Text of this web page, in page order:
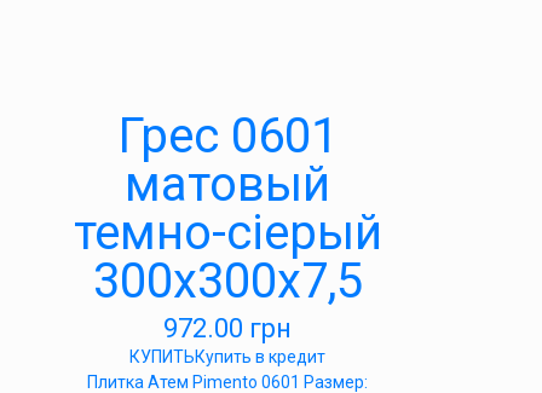
Грес 0601
матовый
темно-сіерый
300х300х7,5
972.00 грн
КУПИТЬКупить в кредит
Плитка Атем Pimento 0601 Размер: